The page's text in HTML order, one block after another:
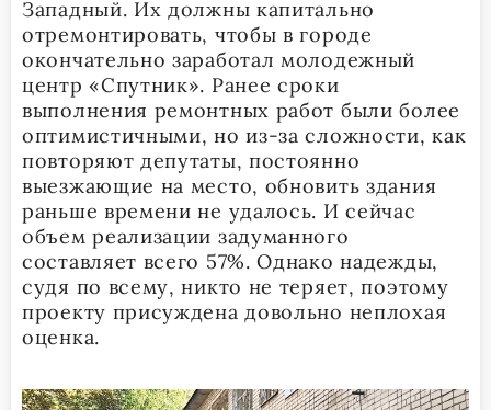
Западный. Их должны капитально
отремонтировать, чтобы в городе
окончательно заработал молодежный
центр «Спутник». Ранее сроки
выполнения ремонтных работ были более
оптимистичными, но из-за сложности, как
повторяют депутаты, постоянно
выезжающие на место, обновить здания
раньше времени не удалось. И сейчас
объем реализации задуманного
составляет всего 57%. Однако надежды,
судя по всему, никто не теряет, поэтому
проекту присуждена довольно неплохая
оценка.